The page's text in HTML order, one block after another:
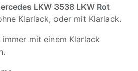
LKW 3538 LKW Rot
Klarlack, oder mit Klarlack.
immer mit einem Klarlack